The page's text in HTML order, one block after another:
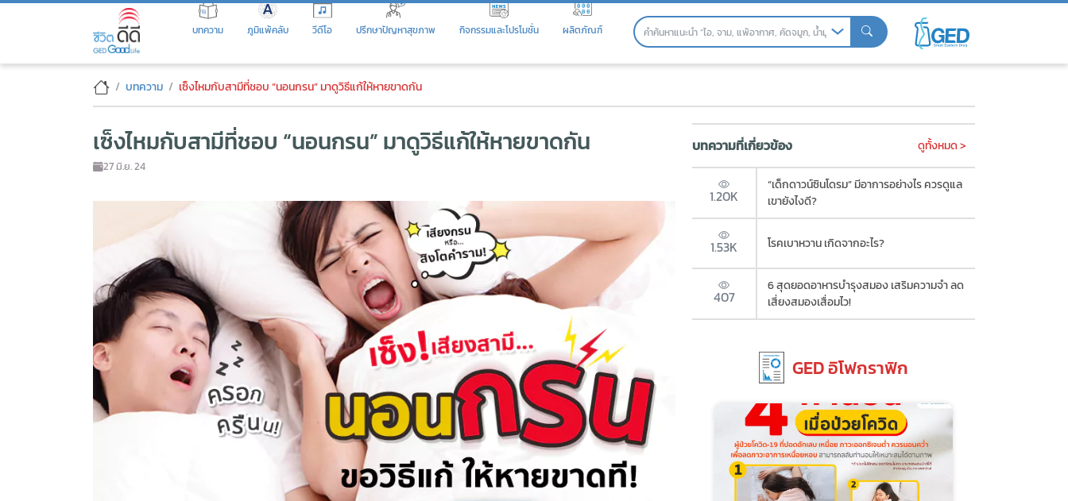
Skip
บทความ ภูมิแพ้คลับ วีดีโอ ปรึกษาปัญหาสุขภาพ กิจกรรมและโปรโมชั่น ผลิตภัณฑ์
เซ็งไหมกับสามีที่ชอบ “นอนกรน” มาดูวิธีแก้ให้หายขาดกัน
บทความ เซ็งไหมกับสามีที่ชอบ “นอนกรน” มาดูวิธีแก้ให้หายขาดกัน
เซ็งไหมกับสามีที่ชอบ “นอนกรน” มาดูวิธีแก้ให้หายขาดกัน
27 มิ.ย. 24
บทความที่เกี่ยวข้อง ดูทั้งหมด >
1.20K
“เด็กดาวน์ซินโดรม” มีอาการอย่างไร ควรดูแล
เขายังไงดี?
1.53K โรคเบาหวาน เกิดจากอะไร?
407
6 สุดยอดอาหารบำรุงสมอง เสริมความจำ ลด
เสี่ยงสมองเสื่อมไว!
GED อิโฟกราฟิก